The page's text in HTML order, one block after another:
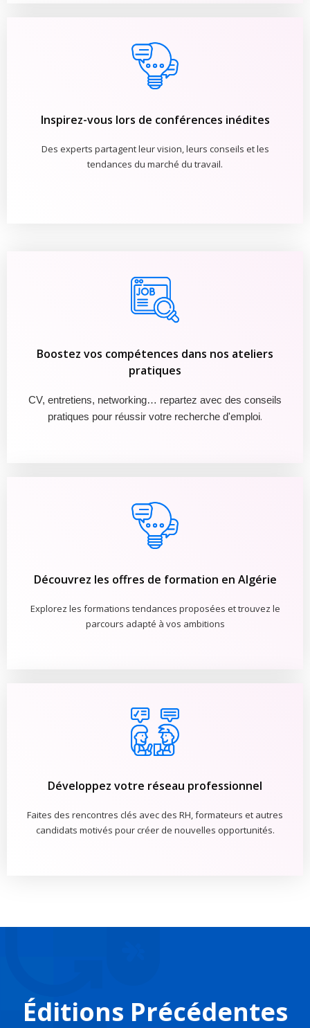
Inspirez-vous lors de conférences inédites
Des experts partagent leur vision, leurs conseils et les
tendances du marché du travail.
Boostez vos compétences dans nos ateliers
pratiques
CV, entretiens, networking… repartez avec des conseils
pratiques pour réussir votre recherche d'emploi.
Découvrez les offres de formation en Algérie
Explorez les formations tendances proposées et trouvez le
parcours adapté à vos ambitions
Développez votre réseau professionnel
Faites des rencontres clés avec des RH, formateurs et autres
candidats motivés pour créer de nouvelles opportunités.
Éditions Précédentes